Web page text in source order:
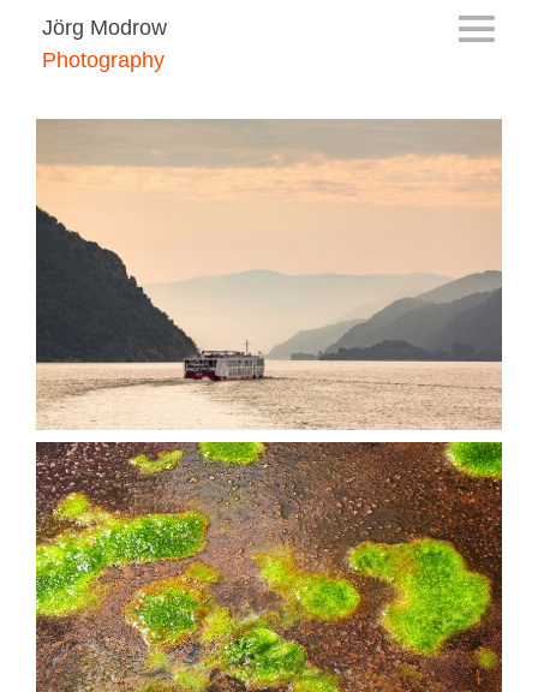
Jörg Modrow
Photography